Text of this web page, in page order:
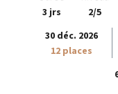
3 jrs
2/5
30 déc. 2026
12 places